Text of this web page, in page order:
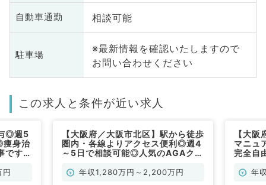
自動車通勤 相談可能
駐車場
※最新情報を確認いたしますので
お問い合わせください
この求人と条件が近い求人
◎週5
身治
です
【大阪府／大阪市北区】駅から徒歩
圏内・各線よりアクセス便利◎週4
～5日で相談可能◎人気のAGAクリ
常勤）年収1,280万円～2,200万円
【大
マニュ
完全自
年